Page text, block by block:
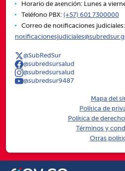
Horario de atención: Lunes a
Teléfono PBX: (+57) 601 7300000
Correo de notificaciones judiciales:
@SubRedSur
@subredsursalud
@subredsursalud
@subredsur9487
Mapa del
Política de
Política de
Términos y
Otras